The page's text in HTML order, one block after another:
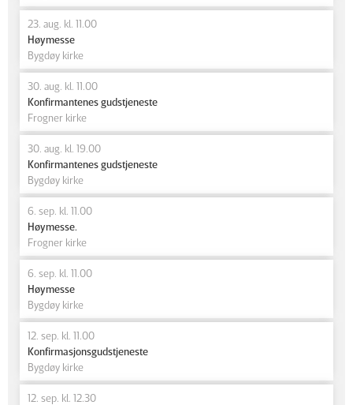
23. aug. kl. 11.00
Høymesse
Bygdøy kirke
30. aug. kl. 11.00
Konfirmantenes gudstjeneste
Frogner kirke
30. aug. kl. 19.00
Konfirmantenes gudstjeneste
Bygdøy kirke
6. sep. kl. 11.00
Høymesse.
Frogner kirke
6. sep. kl. 11.00
Høymesse
Bygdøy kirke
12. sep. kl. 11.00
Konfirmasjonsgudstjeneste
Bygdøy kirke
12. sep. kl. 12.30